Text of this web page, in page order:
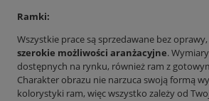
Ramki:
Wszystkie prace są sprzedawane bez
szerokie możliwości aranżacyjne.
dostępnych na rynku, również ram z
Charakter obrazu nie narzuca swoją formą
kolorystyki ram, więc wszystko zależy od